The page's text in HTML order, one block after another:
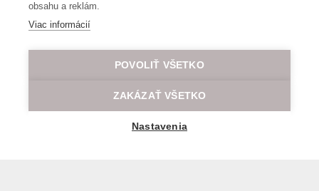
obsahu a reklám.
Viac informácií
POVOLIŤ VŠETKO
ZAKÁZAŤ VŠETKO
Nastavenia